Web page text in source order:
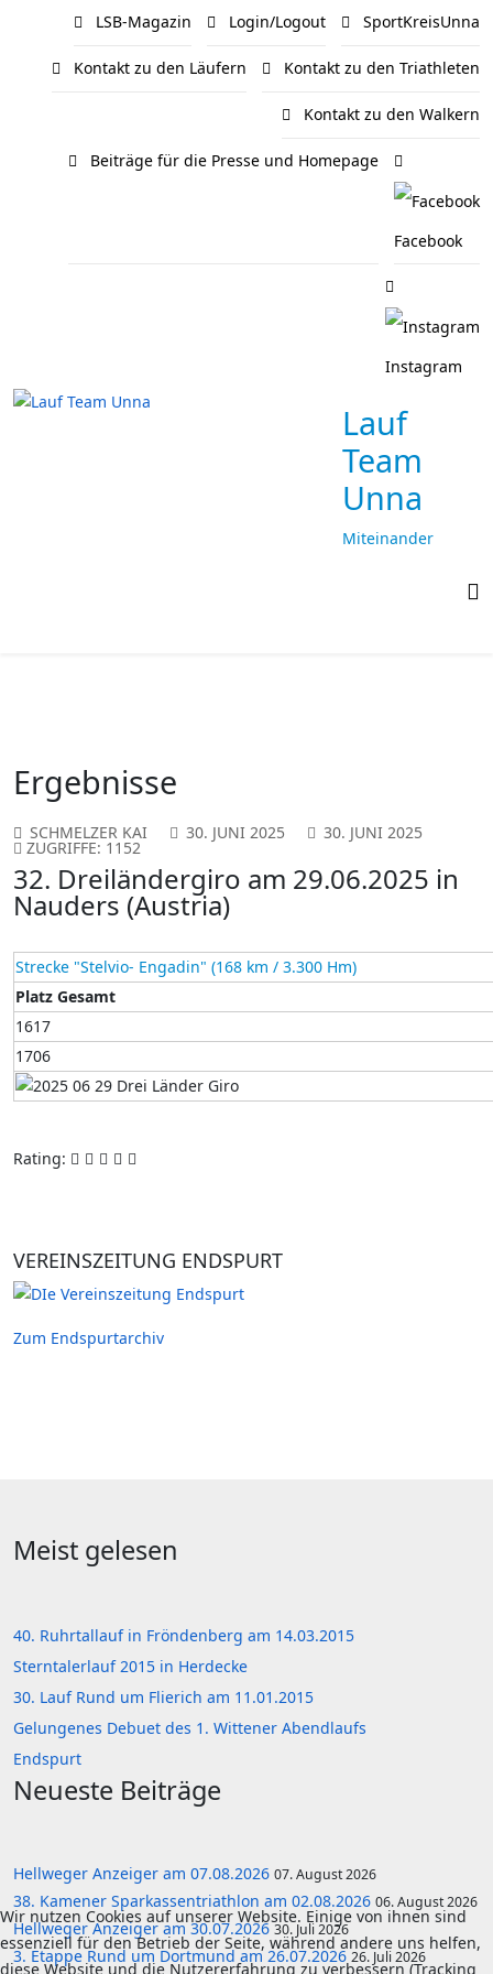
LSB-Magazin Login/Logout SportKreisUnna
Kontakt zu den Läufern Kontakt zu den Triathleten
Kontakt zu den Walkern
Beiträge für die Presse und Homepage
Facebook
Instagram
Lauf
Team
Unna
Miteinander
Ergebnisse
SCHMELZER KAI 30. JUNI 2025 30. JUNI 2025
ZUGRIFFE: 1152
32. Dreiländergiro am 29.06.2025 in
Nauders (Austria)
Strecke "Stelvio- Engadin" (168 km / 3.300 Hm)
Platz Gesamt
1617
1706
Rating:
VEREINSZEITUNG ENDSPURT
Zum Endspurtarchiv
Meist gelesen
40. Ruhrtallauf in Fröndenberg am 14.03.2015
Sterntalerlauf 2015 in Herdecke
30. Lauf Rund um Flierich am 11.01.2015
Gelungenes Debuet des 1. Wittener Abendlaufs
Endspurt
Neueste Beiträge
Hellweger Anzeiger am 07.08.2026 07. August 2026
38. Kamener Sparkassentriathlon am 02.08.2026 06. August 2026
Hellweger Anzeiger am 30.07.202630. Juli 2026
3. Etappe Rund um Dortmund am 26.07.2026 26. Juli 2026
Wir nutzen Cookies auf unserer Website. Einige von ihnen sind
essenziell für den Betrieb der Seite, während andere uns helfen,
diese Website und die Nutzererfahrung zu verbessern (Tracking